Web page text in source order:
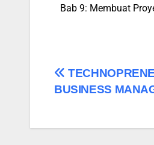
Bab 9: Membuat
BUSINESS